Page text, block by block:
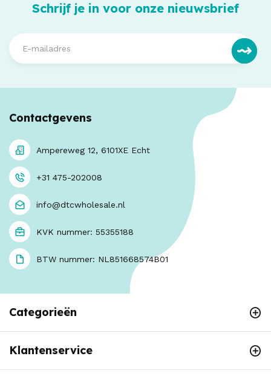
Schrijf je in voor onze nieuwsbrief
Contactgevens
Ampereweg 12, 6101XE Echt
+31 475-202008
info@dtcwholesale.nl
KVK nummer: 55355188
BTW nummer: NL851668574B01
Categorieën
Klantenservice